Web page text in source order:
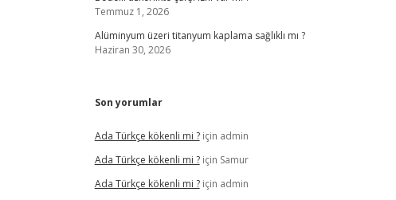
Temmuz 1, 2026
Alüminyum üzeri titanyum kaplama sağlıklı mı ?
Haziran 30, 2026
Son yorumlar
Ada Türkçe kökenli mi ?için admin
Ada Türkçe kökenli mi ?için Samur
Ada Türkçe kökenli mi ?için admin